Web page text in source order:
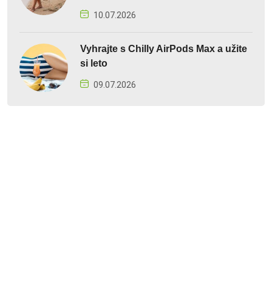
10.07.2026
Vyhrajte s Chilly AirPods Max a užite
si leto
09.07.2026